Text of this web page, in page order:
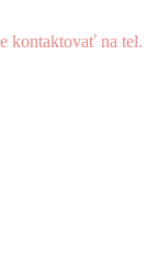
kontaktovať na tel.